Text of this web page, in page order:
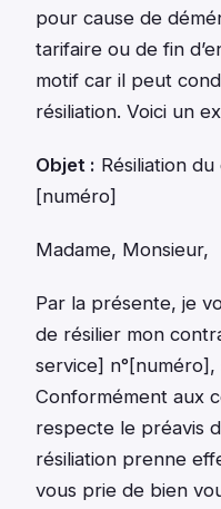
pour cause de
tarifaire ou de fin
motif car il peut
résiliation. Voici un
Objet : Résiliation
[numéro]
Madame, Monsieur,
Par la présente, je
de résilier mon
service]
Conformément aux
respecte le préavis
résiliation prenne
vous prie de bien